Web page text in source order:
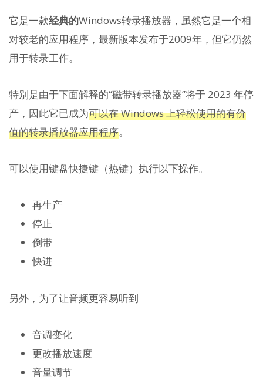
它是一款经典的Windows转录播放器，虽然它是一个相
对较老的应用程序，最新版本发布于2009年，但它仍然
用于转录工作。
特别是由于下面解释的“磁带转录播放器”将于 2023 年停
产，因此它已成为可以在 Windows 上轻松使用的有价
值的转录播放器应用程序。
可以使用键盘快捷键（热键）执行以下操作。
再生产
停止
倒带
快进
另外，为了让音频更容易听到
音调变化
更改播放速度
音量调节